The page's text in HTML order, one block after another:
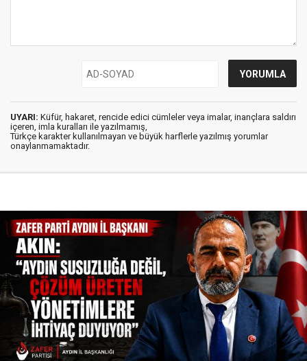
UYARI: Küfür, hakaret, rencide edici cümleler veya imalar, inançlara saldırı
içeren, imla kuralları ile yazılmamış,
Türkçe karakter kullanılmayan ve büyük harflerle yazılmış yorumlar
onaylanmamaktadır.